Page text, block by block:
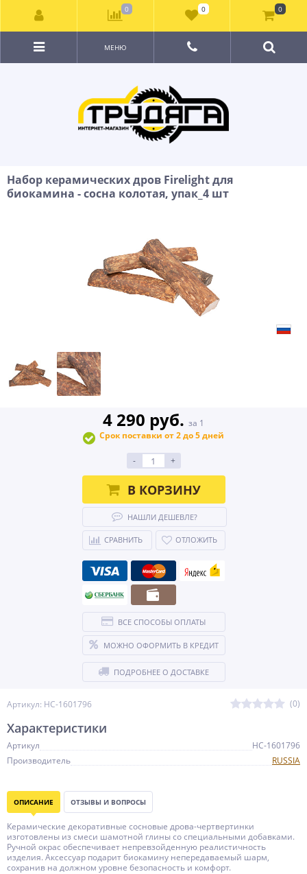
МЕНЮ
Набор керамических дров Firelight для
биокамина - сосна колотая, упак_4 шт
Артикул: НС-1601796 (0)
4 290 руб. за 1
Срок поставки от 2 до 5 дней
- +
В КОРЗИНУ
НАШЛИ ДЕШЕВЛЕ?
СРАВНИТЬ ОТЛОЖИТЬ
ВСЕ СПОСОБЫ ОПЛАТЫ
МОЖНО ОФОРМИТЬ В КРЕДИТ
ПОДРОБНЕЕ О ДОСТАВКЕ
Характеристики
Артикул
НС-1601796
Производитель
RUSSIA
ОПИСАНИЕ ОТЗЫВЫ И ВОПРОСЫ
Керамические декоративные сосновые дрова-чертвертинки
изготовлены из смеси шамотной глины со специальными добавками.
Ручной окрас обеспечивает непревзойденную реалистичность
изделия. Аксессуар подарит биокамину непередаваемый шарм,
сохранив на должном уровне безопасность и комфорт.
0 0 0